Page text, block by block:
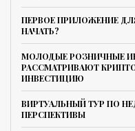
ПЕРВОЕ ПРИЛОЖЕНИЕ
НАЧАТЬ?
МОЛОДЫЕ РОЗНИЧНЫЕ
РАССМАТРИВАЮТ
ИНВЕСТИЦИЮ
ВИРТУАЛЬНЫЙ ТУР ПО
ПЕРСПЕКТИВЫ